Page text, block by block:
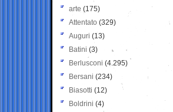
arte (175)
Attentato (329)
Auguri (13)
Batini (3)
Berlusconi (4.295)
Bersani (234)
Biasotti (12)
Boldrini (4)